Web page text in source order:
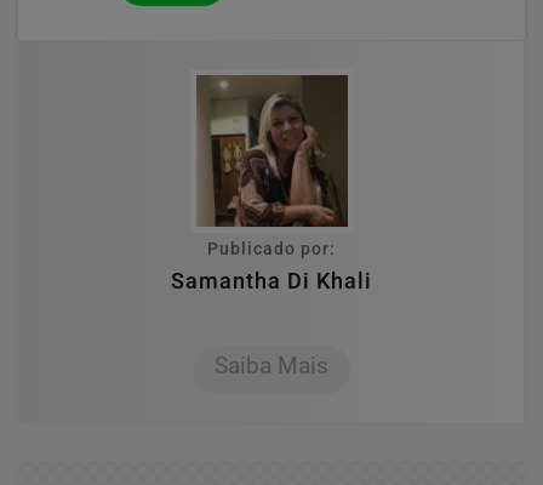
Publicado por:
Samantha Di Khali
Saiba Mais